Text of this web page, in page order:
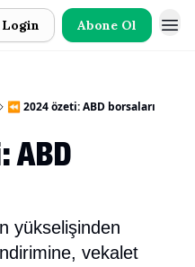
Login Abone Ol
⏪ 2024 özeti: ABD borsaları
ABD
yükselişinden
vekalet